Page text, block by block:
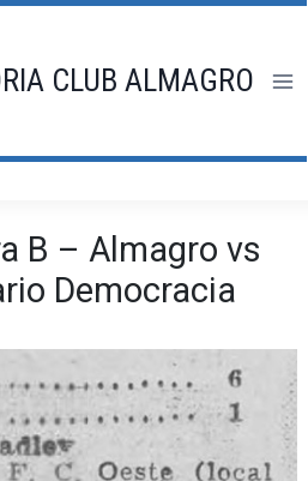
CLUB ALMAGRO
B – Almagro vs
Democracia